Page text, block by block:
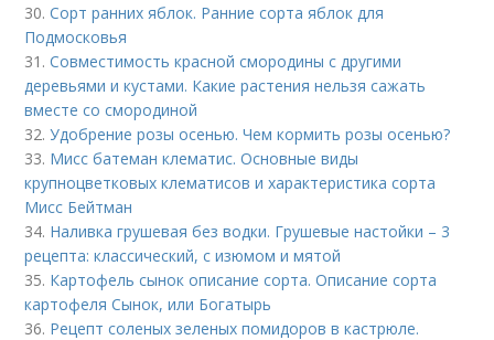
30.Сорт ранних яблок. Ранние сорта яблок для
Подмосковья
31.Совместимость красной смородины с другими
деревьями и кустами. Какие растения нельзя сажать
вместе со смородиной
32.Удобрение розы осенью. Чем кормить розы осенью?
33. Мисс батеман клематис. Основные виды
крупноцветковых клематисов и характеристика сорта
Мисс Бейтман
34. Наливка грушевая без водки. Грушевые настойки – 3
рецепта: классический, с изюмом и мятой
35. Картофель сынок описание сорта. Описание сорта
картофеля Сынок, или Богатырь
36. Рецепт соленых зеленых помидоров в кастрюле.